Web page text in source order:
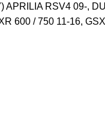
RSV4 09-,
600 / 750 11-16,